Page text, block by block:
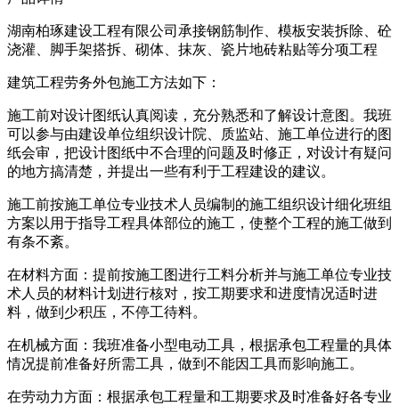
湖南柏琢建设工程有限公司承接钢筋制作、模板安装拆除、砼
浇灌、脚手架搭拆、砌体、抹灰、瓷片地砖粘贴等分项工程
建筑工程劳务外包施工方法如下：
施工前对设计图纸认真阅读，充分熟悉和了解设计意图。我班
可以参与由建设单位组织设计院、质监站、施工单位进行的图
纸会审，把设计图纸中不合理的问题及时修正，对设计有疑问
的地方搞清楚，并提出一些有利于工程建设的建议。
施工前按施工单位专业技术人员编制的施工组织设计细化班组
方案以用于指导工程具体部位的施工，使整个工程的施工做到
有条不紊。
在材料方面：提前按施工图进行工料分析并与施工单位专业技
术人员的材料计划进行核对，按工期要求和进度情况适时进
料，做到少积压，不停工待料。
在机械方面：我班准备小型电动工具，根据承包工程量的具体
情况提前准备好所需工具，做到不能因工具而影响施工。
在劳动力方面：根据承包工程量和工期要求及时准备好各专业